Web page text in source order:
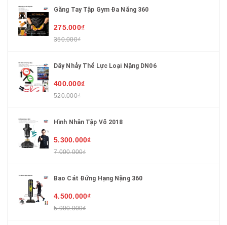
Găng Tay Tập Gym Đa Năng 360
275.000₫
350.000₫
Dây Nhảy Thể Lực Loại Nặng DN06
400.000₫
520.000₫
Hình Nhân Tập Võ 2018
5.300.000₫
7.000.000₫
Bao Cát Đứng Hạng Nặng 360
4.500.000₫
5.900.000₫